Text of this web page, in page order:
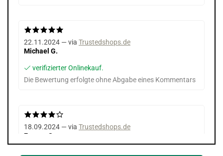
22.11.2024 — via Trustedshops.de
Michael G.
verifizierter Onlinekauf.
Die Bewertung erfolgte ohne Abgabe eines Kommentars
18.09.2024 — via Trustedshops.de
Evgeny S.